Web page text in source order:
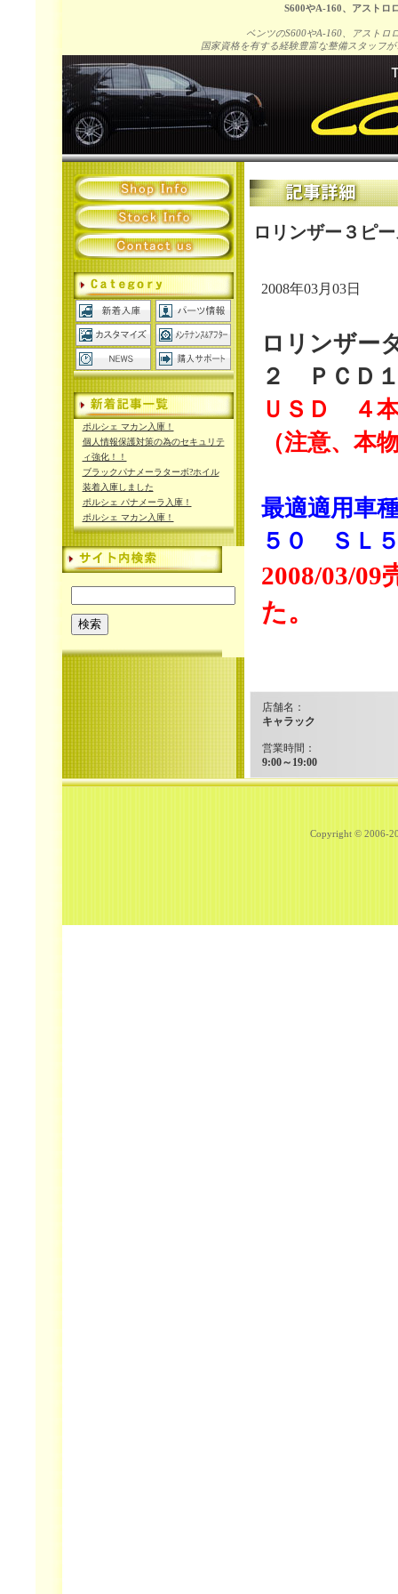
S600やA-160、アスト
ベンツのS600やA-160、アストロ
国家資格を有する経験豊富な整備スタッフ
ポルシェ マカン入庫！
個人情報保護対策の為のセキュリテ
ィ強化！！
ブラックパナメーラターボ?ホイル
装着入庫しました
ポルシェ パナメーラ入庫！
ポルシェ マカン入庫！
ロリンザー３ピ
2008年03月03日
ロリンザ
２ ＰＣＤ
ＵＳＤ ４本
（注意、本
最適適用車
５０ ＳＬ
2008/03/
た。
店舗名：
キャラック
営業時間：
9:00～19:00
Copyright © 2006-